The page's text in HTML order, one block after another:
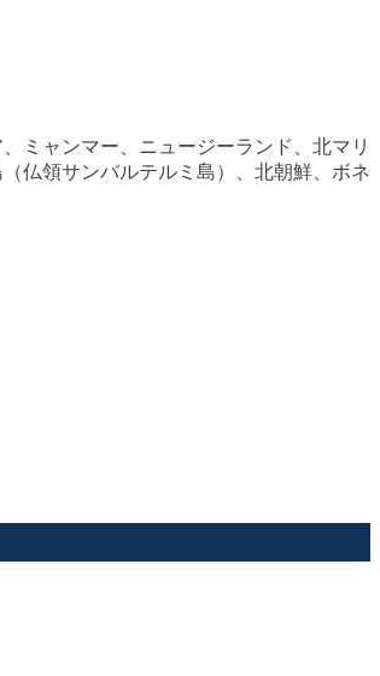
ミャンマー、ニュージーランド、北マリ
仏領サンバルテルミ島）、北朝鮮、ボネ